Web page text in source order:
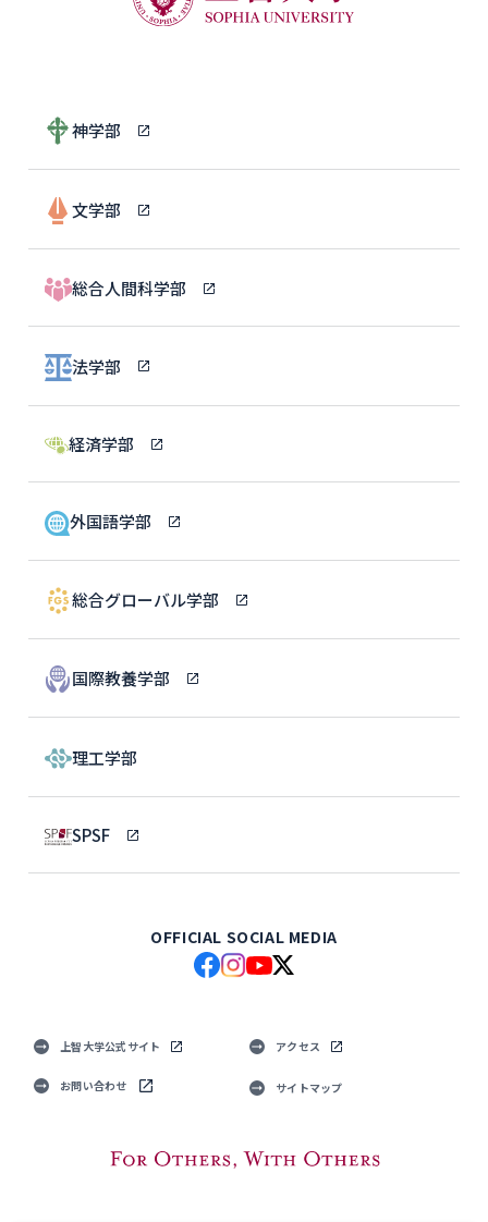
神学部
文学部
総合人間科学部
法学部
経済学部
外国語学部
総合グローバル学部
国際教養学部
理工学部
SPSF
OFFICIAL SOCIAL MEDIA
上智大学公式サイト アクセス
お問い合わせ サイトマップ